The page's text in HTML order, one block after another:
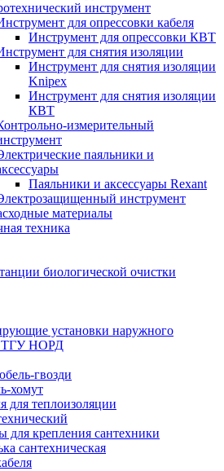
инструмент
для опрессовки кабеля
Инструмент для опрессовки КВТ
для снятия изоляции
Инструмент для снятия изоляции
Knipex
Инструмент для снятия изоляции
КВТ
измерительный
паяльники и
Паяльники и аксессуары Rexant
инструмент
материалы
техника
биологической очистки
установки наружного
ТГУ НОРД
гвозди
хомут
для теплоизоляции
для крепления сантехники
сантехническая